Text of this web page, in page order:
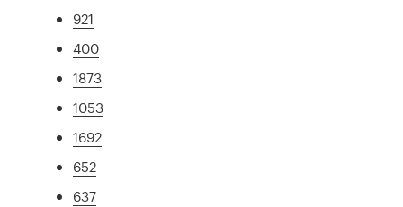
921
400
1873
1053
1692
652
637